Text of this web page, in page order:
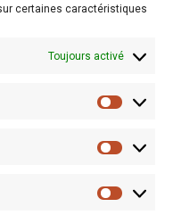
certaines caractéristiques
Toujours activé